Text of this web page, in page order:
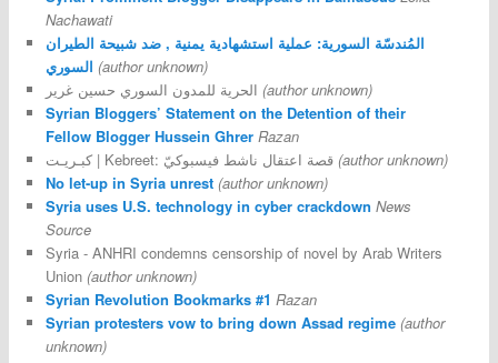
Nachawati
المُندسّة السورية: عملية استشهادية يمنية , ضد شبيحة الطيران
السوري (author unknown)
(author unknown)
Syrian Bloggers’ Statement on the Detention of their
Fellow Blogger Hussein Ghrer Razan
كبـريـت | Kebreet: قصة اعتقال ناشط فيسبوكيّ (author unknown)
No let-up in Syria unrest (author unknown)
Syria uses U.S. technology in cyber crackdown News
Source
Syria - ANHRI condemns censorship of novel by Arab Writers
Union (author unknown)
Syrian Revolution Bookmarks #1 Razan
Syrian protesters vow to bring down Assad regime (author
unknown)